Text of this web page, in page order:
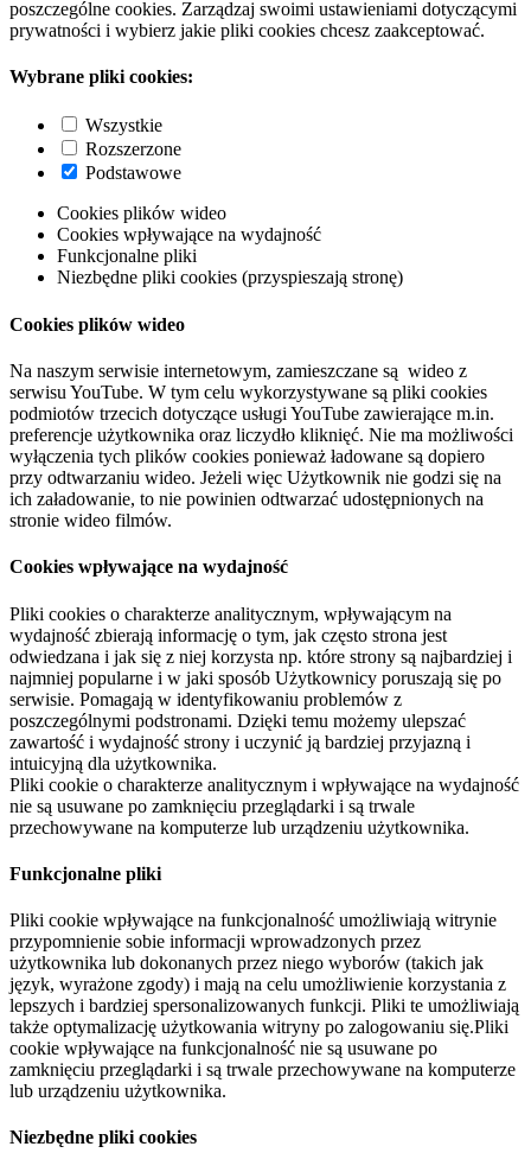
poszczególne cookies. Zarządzaj swoimi ustawieniami dotyczącymi
prywatności i wybierz jakie pliki cookies chcesz zaakceptować.
Wybrane pliki cookies:
Wszystkie
Rozszerzone
Podstawowe
Cookies plików wideo
Cookies wpływające na wydajność
Funkcjonalne pliki
Niezbędne pliki cookies (przyspieszają stronę)
Cookies plików wideo
Na naszym serwisie internetowym, zamieszczane są wideo z
serwisu YouTube. W tym celu wykorzystywane są pliki cookies
podmiotów trzecich dotyczące usługi YouTube zawierające m.in.
preferencje użytkownika oraz liczydło kliknięć. Nie ma możliwości
wyłączenia tych plików cookies ponieważ ładowane są dopiero
przy odtwarzaniu wideo. Jeżeli więc Użytkownik nie godzi się na
ich załadowanie, to nie powinien odtwarzać udostępnionych na
stronie wideo filmów.
Cookies wpływające na wydajność
Pliki cookies o charakterze analitycznym, wpływającym na
wydajność zbierają informację o tym, jak często strona jest
odwiedzana i jak się z niej korzysta np. które strony są najbardziej i
najmniej popularne i w jaki sposób Użytkownicy poruszają się po
serwisie. Pomagają w identyfikowaniu problemów z
poszczególnymi podstronami. Dzięki temu możemy ulepszać
zawartość i wydajność strony i uczynić ją bardziej przyjazną i
intuicyjną dla użytkownika.
Pliki cookie o charakterze analitycznym i wpływające na wydajność
nie są usuwane po zamknięciu przeglądarki i są trwale
przechowywane na komputerze lub urządzeniu użytkownika.
Funkcjonalne pliki
Pliki cookie wpływające na funkcjonalność umożliwiają witrynie
przypomnienie sobie informacji wprowadzonych przez
użytkownika lub dokonanych przez niego wyborów (takich jak
język, wyrażone zgody) i mają na celu umożliwienie korzystania z
lepszych i bardziej spersonalizowanych funkcji. Pliki te umożliwiają
także optymalizację użytkowania witryny po zalogowaniu się.Pliki
cookie wpływające na funkcjonalność nie są usuwane po
zamknięciu przeglądarki i są trwale przechowywane na komputerze
lub urządzeniu użytkownika.
Niezbędne pliki cookies